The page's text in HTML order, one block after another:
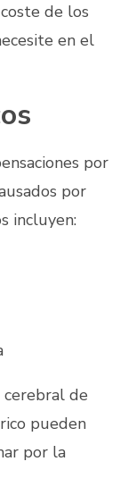
de los
en el
por
por
incluyen:
cerebral de
pueden
por la